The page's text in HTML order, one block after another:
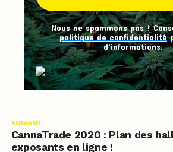
Nous ne spammons pas !
politique de confidentialité
d’informations.
SUIVANT
CannaTrade 2020 : Plan des
exposants en ligne !